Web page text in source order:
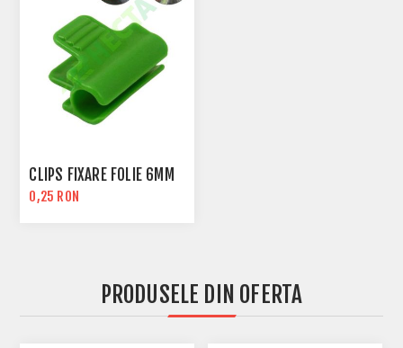
CLIPS FIXARE FOLIE 6MM
0,25 RON
PRODUSELE DIN OFERTA